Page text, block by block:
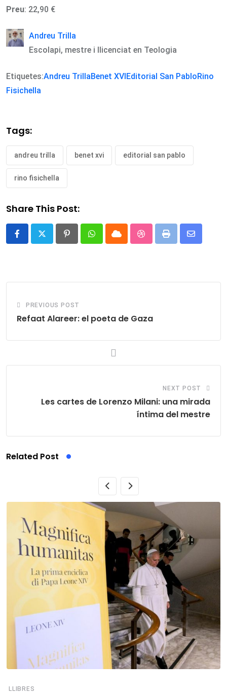
Preu: 22,90 €
Andreu Trilla
Escolapi, mestre i llicenciat en Teologia
Etiquetes:Andreu TrillaBenet XVIEditorial San PabloRino
Fisichella
Tags:
andreu trilla benet xvi editorial san pablo
rino fisichella
Share This Post:
PinterestWhatsappCloud StumbleUpon
Print
Share
PREVIOUS POST
Refaat Alareer: el poeta de Gaza
NEXT POST
Les cartes de Lorenzo Milani: una mirada
íntima del mestre
Related Post
LLIBRES